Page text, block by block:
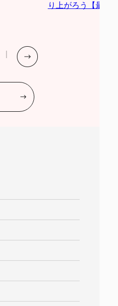
り上がろう【最新